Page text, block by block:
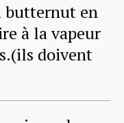
butternut en
à la vapeur
doivent